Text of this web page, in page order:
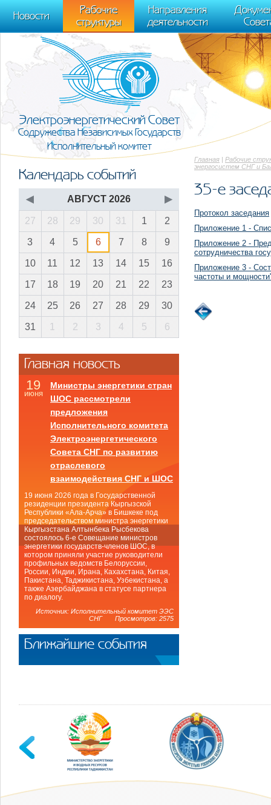
m[i].l=1*new Date(); for (var j = 0; j < document.scripts.length; j++) {if
[0],k.async=1,k.src=r,a.parentNode.insertBefore(k,a)}) (window,
trackLinks:true, accurateTrackBounce:true });
Новости
Рабочие
структуры
Направления
деятельности
Электроэнергетический Совет
Содружества Независимых Государств
Исполнительный комитет
Главная | Рабочие
энергосистем СНГ и
35-е
Протокол заседания
Приложение 1 -
Приложение 2 -
сотрудничества
Приложение 3 -
частоты и
Календарь событий
◀ АВГУСТ 2026 ▶
27 28 29 30 31 1 2
3 4 5 6 7 8 9
10 11 12 13 14 15 16
17 18 19 20 21 22 23
24 25 26 27 28 29 30
31 1 2 3 4 5 6
Главная новость
19
июня
Министры энергетики стран
ШОС рассмотрели
предложения
Исполнительного комитета
Электроэнергетического
Совета СНГ по развитию
отраслевого
взаимодействия СНГ и ШОС
19 июня 2026 года в Государственной
резиденции президента Кыргызской
Республики «Ала-Арча» в Бишкеке под
председательством министра энергетики
Кыргызстана Алтынбека Рысбекова
состоялось 6-е Совещание министров
энергетики государств-членов ШОС, в
котором приняли участие руководители
профильных ведомств Белоруссии,
России, Индии, Ирана, Кахахстана, Китая,
Пакистана, Таджикистана, Узбекистана, а
также Азербайджана в статусе партнера
по диалогу.
Источник: Исполнительный комитет ЭЭС
СНГ Просмотров: 2575
Ближайшие события